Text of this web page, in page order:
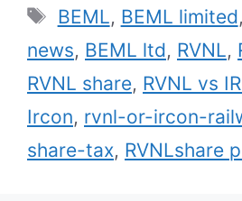
Tags
BEML, BEML limited,
news, BEML ltd, RVNL,
RVNL share, RVNL vs
Ircon, rvnl-or-ircon-
share-tax, RVNLshare